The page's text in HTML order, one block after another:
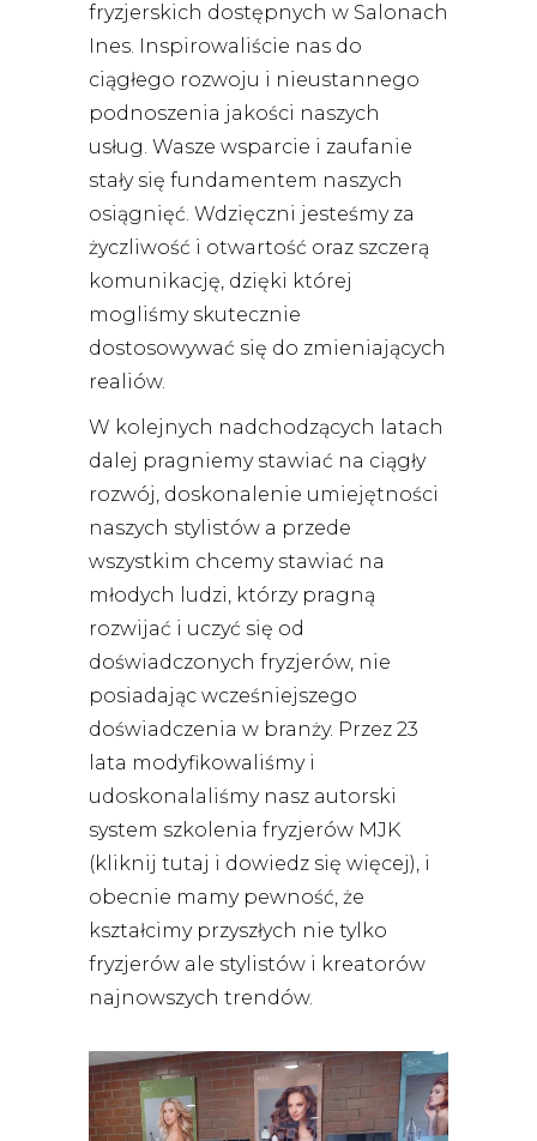
fryzjerskich dostępnych w Salonach
Ines. Inspirowaliście nas do
ciągłego rozwoju i nieustannego
podnoszenia jakości naszych
usług. Wasze wsparcie i zaufanie
stały się fundamentem naszych
osiągnięć. Wdzięczni jesteśmy za
życzliwość i otwartość oraz szczerą
komunikację, dzięki której
mogliśmy skutecznie
dostosowywać się do zmieniających
realiów.
W kolejnych nadchodzących latach
dalej pragniemy stawiać na ciągły
rozwój, doskonalenie umiejętności
naszych stylistów a przede
wszystkim chcemy stawiać na
młodych ludzi, którzy pragną
rozwijać i uczyć się od
doświadczonych fryzjerów, nie
posiadając wcześniejszego
doświadczenia w branży. Przez 23
lata modyfikowaliśmy i
udoskonalaliśmy nasz autorski
system szkolenia fryzjerów MJK
(kliknij tutaj i dowiedz się więcej), i
obecnie mamy pewność, że
kształcimy przyszłych nie tylko
fryzjerów ale stylistów i kreatorów
najnowszych trendów.